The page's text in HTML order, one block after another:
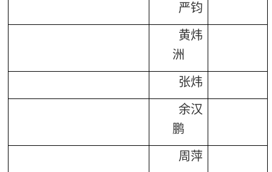
严钧
黄炜
洲
张炜
余汉
鹏
周萍